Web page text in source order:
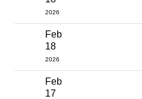
2026
Feb
18
2026
Feb
17